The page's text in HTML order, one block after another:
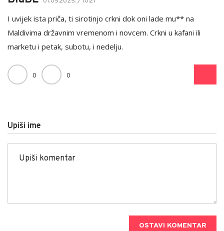
I uvijek ista priča, ti sirotinjo crkni dok oni lade mu** na
Maldivima državnim vremenom i novcem. Crkni u kafani ili
marketu i petak, subotu, i nedelju.
0 0
Upiši ime
OSTAVI KOMENTAR